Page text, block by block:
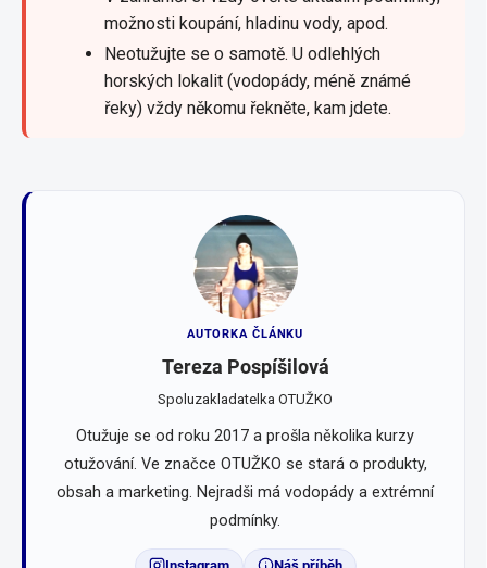
možnosti koupání, hladinu vody, apod.
Neotužujte se o samotě. U odlehlých
horských lokalit (vodopády, méně známé
řeky) vždy někomu řekněte, kam jdete.
AUTORKA ČLÁNKU
Tereza Pospíšilová
Spoluzakladatelka OTUŽKO
Otužuje se od roku 2017 a prošla několika kurzy
otužování. Ve značce OTUŽKO se stará o produkty,
obsah a marketing. Nejradši má vodopády a extrémní
podmínky.
Instagram Náš příběh